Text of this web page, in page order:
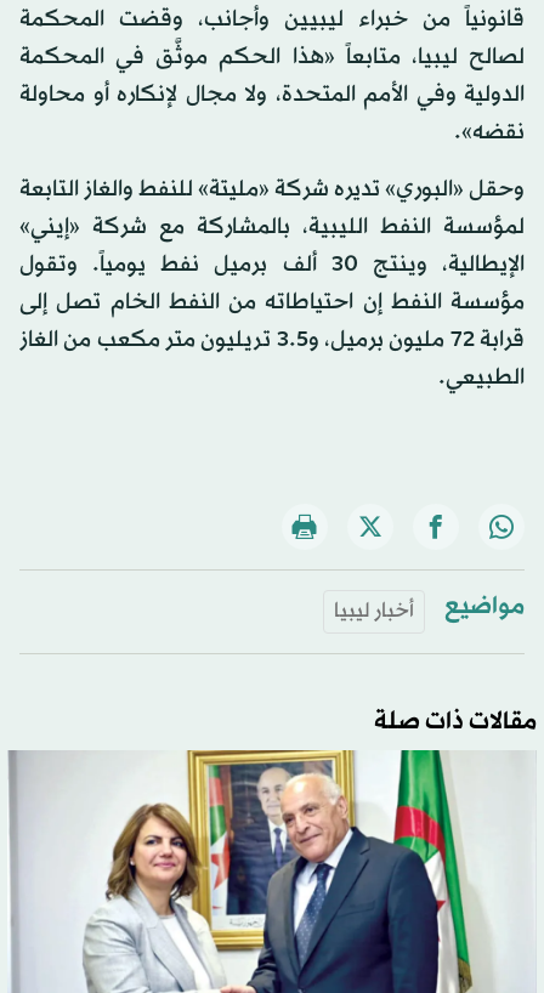
قانونياً من خبراء ليبيين وأجانب، وقضت المحكمة
لصالح ليبيا، متابعاً «هذا الحكم موثَّق في المحكمة
الدولية وفي الأمم المتحدة، ولا مجال لإنكاره أو محاولة
نقضه».
وحقل «البوري» تديره شركة «مليتة» للنفط والغاز التابعة
لمؤسسة النفط الليبية، بالمشاركة مع شركة «إيني»
الإيطالية، وينتج 30 ألف برميل نفط يومياً. وتقول
مؤسسة النفط إن احتياطاته من النفط الخام تصل إلى
قرابة 72 مليون برميل، و3.5 تريليون متر مكعب من الغاز
الطبيعي.
مواضيع أخبار ليبيا
مقالات ذات صلة